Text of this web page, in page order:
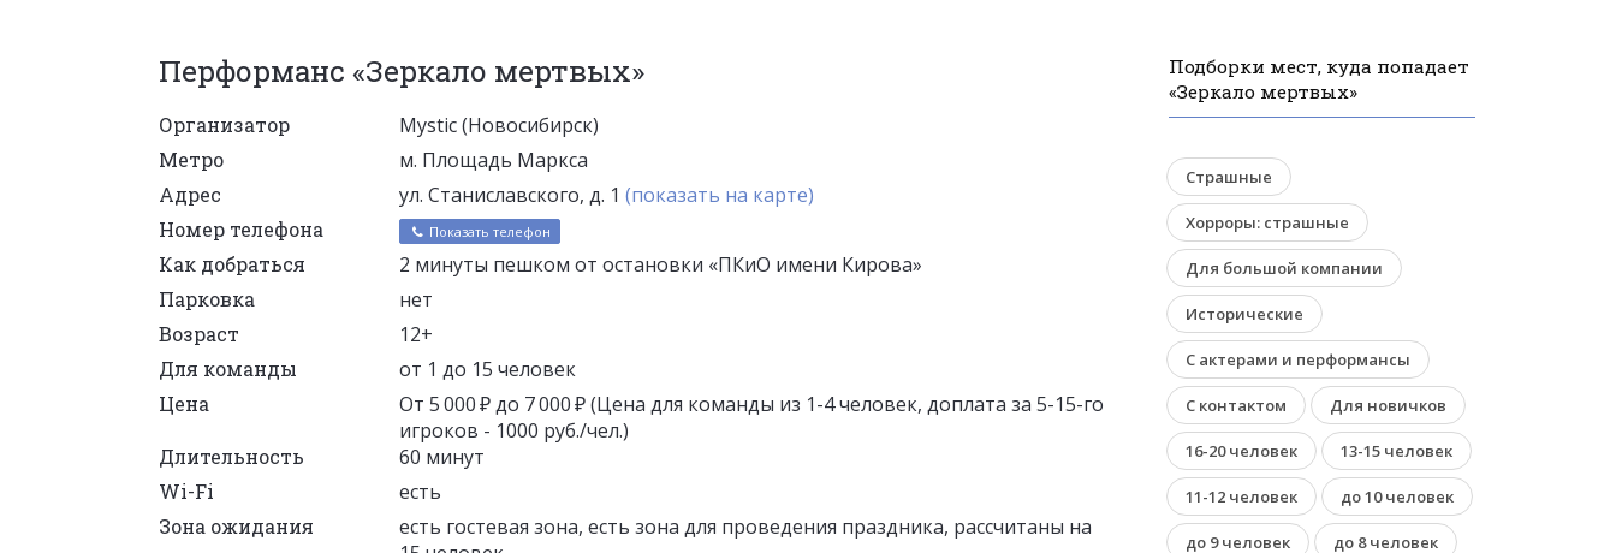
Перформанс «Зеркало мертвых»
Организатор Mystic (Новосибирск)
Метро м. Площадь Маркса
Адрес ул. Станиславского, д. 1 (показать на карте)
Номер телефона Показать телефон
Как добраться 2 минуты пешком от остановки «ПКиО имени Кирова»
Парковка нет
Возраст 12+
Для команды от 1 до 15 человек
Цена
От 5 000 ₽ до 7 000 ₽ (Цена для команды из 1-4 человек, доплата за 5-15-го
игроков - 1000 руб./чел.)
Длительность 60 минут
Wi-Fi есть
Зона ожидания
есть гостевая зона, есть зона для проведения праздника, рассчитаны на
Подборки мест, куда попадает
«Зеркало мертвых»
Страшные
Хорроры: страшные
Для большой компании
Исторические
С актерами и перформансы
С контактом Для новичков
16-20 человек 13-15 человек
11-12 человек до 10 человек
до 9 человек до 8 человек